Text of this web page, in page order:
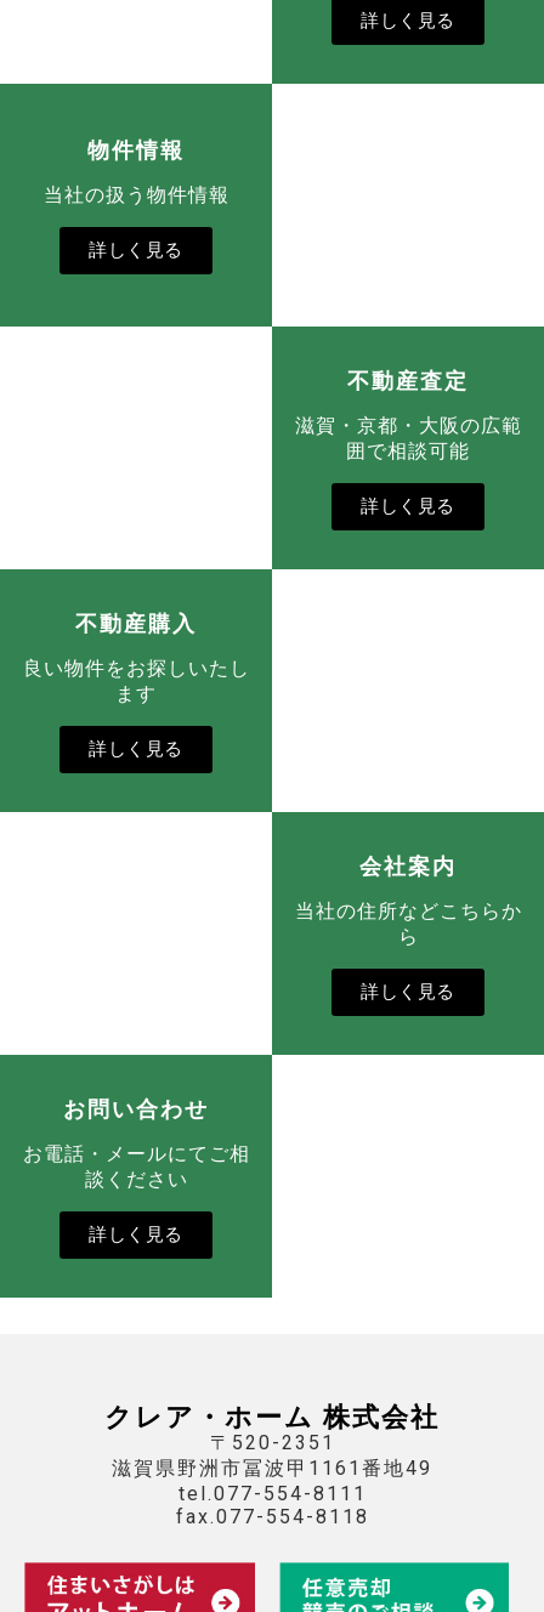
詳しく見る
物件情報
当社の扱う物件情報
詳しく見る
不動産査定
滋賀・京都・大阪の広範
囲で相談可能
詳しく見る
不動産購入
良い物件をお探しいたし
ます
詳しく見る
会社案内
当社の住所などこちらか
ら
詳しく見る
お問い合わせ
お電話・メールにてご相
談ください
詳しく見る
クレア・ホーム 株式会社
〒520-2351
滋賀県野洲市冨波甲1161番地49
tel.077-554-8111
fax.077-554-8118